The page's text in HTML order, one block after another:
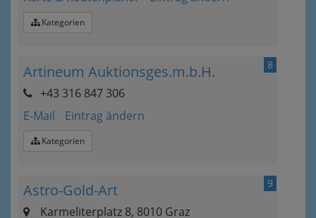
Kategorien
8
Artineum Auktionsges.m.b.H.
+43 316 847 306
E-Mail
Eintrag ändern
Kategorien
9
Astro-Gold-Art
Karmeliterplatz 8, 8010 Graz